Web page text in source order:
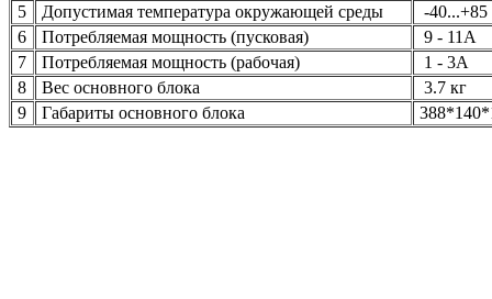
5
Допустимая температура окружающей среды
-
6
Потребляемая мощность (пусковая)
9 - 11А
7
Потребляемая мощность (рабочая)
1 - 3А
8
Вес основного блока
3.7 кг
9
Габариты основного блока